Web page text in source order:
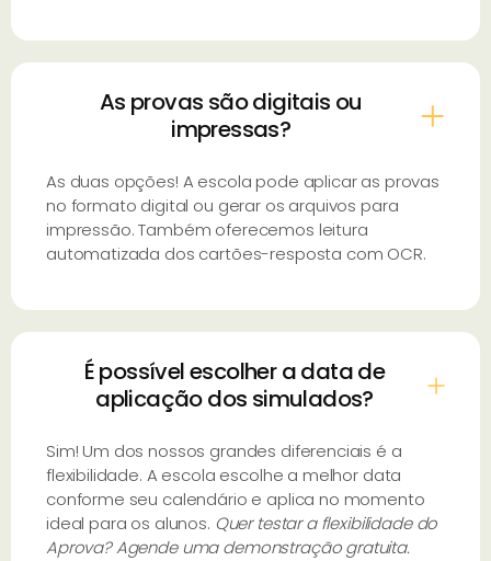
As provas são digitais ou
impressas?
As duas opções! A escola pode aplicar as provas
no formato digital ou gerar os arquivos para
impressão. Também oferecemos leitura
automatizada dos cartões-resposta com OCR.
É possível escolher a data de
aplicação dos simulados?
Sim! Um dos nossos grandes diferenciais é a
flexibilidade. A escola escolhe a melhor data
conforme seu calendário e aplica no momento
ideal para os alunos. Quer testar a flexibilidade do
Aprova? Agende uma demonstração gratuita.